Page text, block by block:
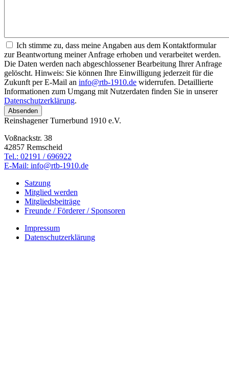
Ich stimme zu, dass meine Angaben aus dem Kontaktformular
zur Beantwortung meiner Anfrage erhoben und verarbeitet werden.
Die Daten werden nach abgeschlossener Bearbeitung Ihrer Anfrage
gelöscht. Hinweis: Sie können Ihre Einwilligung jederzeit für die
Zukunft per E-Mail an info@rtb-1910.de widerrufen. Detaillierte
Informationen zum Umgang mit Nutzerdaten finden Sie in unserer
Datenschutzerklärung.
Reinshagener Turnerbund 1910 e.V.
Voßnackstr. 38
42857 Remscheid
Tel.: 02191 / 696922
E-Mail: info@rtb-1910.de
Satzung
Mitglied werden
Mitgliedsbeiträge
Freunde / Förderer / Sponsoren
Impressum
Datenschutzerklärung